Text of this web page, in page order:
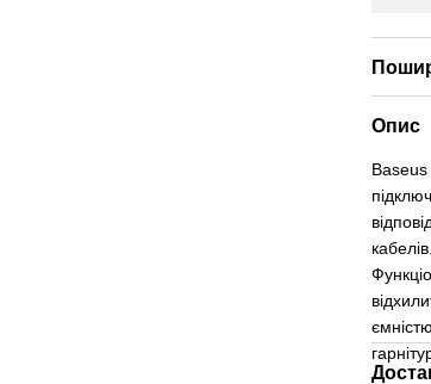
Опис
Baseus
кабелів.